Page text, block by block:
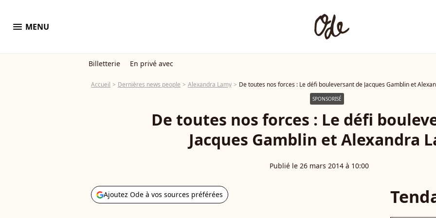
menu MENU
Billetterie En privé avec
Accueil Dernières news people Alexandra Lamy De toutes nos forces : Le défi bouleversant de Jacques Gamblin et
SPONSORISÉ
De toutes nos forces : Le défi
Jacques Gamblin et Alexandra
Publié le 26 mars 2014 à 10:00
Ajoutez Ode à vos sources préférées